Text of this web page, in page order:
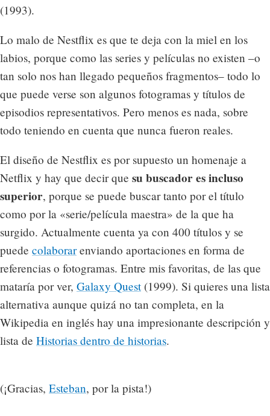
(1993).
Lo malo de Nestflix es que te deja con la miel en los
labios, porque como las series y películas no existen –o
tan solo nos han llegado pequeños fragmentos– todo lo
que puede verse son algunos fotogramas y títulos de
episodios representativos. Pero menos es nada, sobre
todo teniendo en cuenta que nunca fueron reales.
El diseño de Nestflix es por supuesto un homenaje a
Netflix y hay que decir que su buscador es incluso
superior, porque se puede buscar tanto por el título
como por la «serie/película maestra» de la que ha
surgido. Actualmente cuenta ya con 400 títulos y se
puede colaborarenviando aportaciones en forma de
referencias o fotogramas. Entre mis favoritas, de las que
mataría por ver, Galaxy Quest(1999). Si quieres una lista
alternativa aunque quizá no tan completa, en la
Wikipedia en inglés hay una impresionante descripción y
lista de Historias dentro de historias.
(¡Gracias, Esteban, por la pista!)